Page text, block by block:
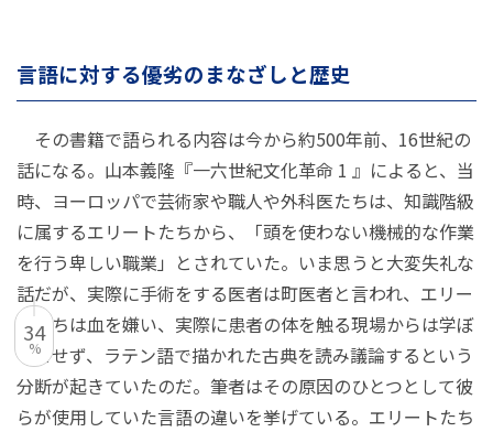
言語に対する優劣のまなざしと歴史
その書籍で語られる内容は今から約500年前、16世紀の
話になる。 山本義隆『一六世紀文化革命 1 』 によると、当
時、ヨーロッパで芸術家や職人や外科医たちは、知識階級
に属するエリートたちから、「頭を使わない機械的な作業
を行う卑しい職業」とされていた。いま思うと大変失礼な
話だが、実際に手術をする医者は町医者と言われ、エリー
トたちは血を嫌い、実際に患者の体を触る現場からは学ぼ
うとせず、ラテン語で描かれた古典を読み議論するという
分断が起きていたのだ。筆者はその原因のひとつとして彼
らが使用していた言語の違いを挙げている。エリートたち
34
%